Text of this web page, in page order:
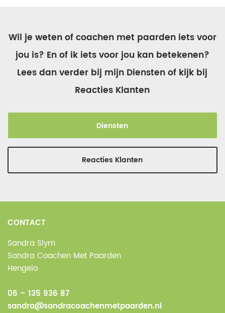
Wil je weten of coachen met paarden iets voor
jou is? En of ik iets voor jou kan betekenen?
Lees dan verder bij mijn Diensten of kijk bij
Reacties Klanten
Diensten
Reacties Klanten
CONTACT
Sandra Slym
Sandra Coachen Met Paarden
Hengelo
06 – 135 936 87
sandra@sandracoachenmetpaarden.nl